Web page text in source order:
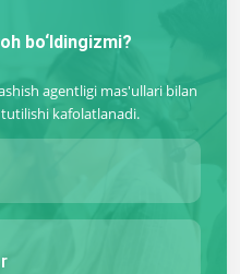
bo‘ldingizmi?
agentligi mas'ullari bilan
tutilishi kafolatlanadi.